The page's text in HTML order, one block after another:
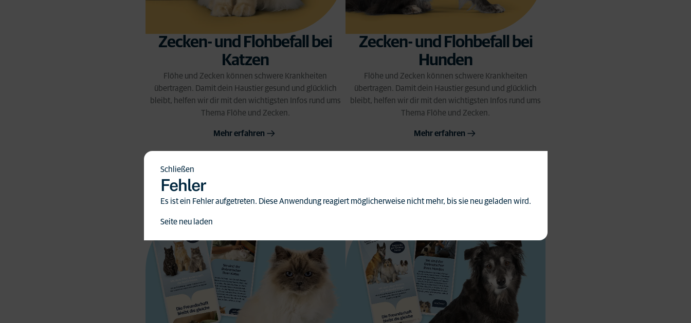
Zecken- und Flohbefall bei
Katzen
Flöhe und Zecken können schwere Krankheiten
übertragen. Damit dein Haustier gesund und glücklich
bleibt, helfen wir dir mit den wichtigsten Infos rund ums
Thema Flöhe und Zecken.
Mehr erfahren
Zecken- und Flohbefall bei
Hunden
Flöhe und Zecken können schwere Krankheiten
übertragen. Damit dein Haustier gesund und glücklich
bleibt, helfen wir dir mit den wichtigsten Infos rund ums
Thema Flöhe und Zecken.
Mehr erfahren
Haustiere im Alter: Gleicher Freund, andere Bedürfnisse
Schließen
Fehler
Es ist ein Fehler aufgetreten. Diese Anwendung reagiert möglicherweise nicht mehr, bis sie neu geladen wird.
Seite neu laden